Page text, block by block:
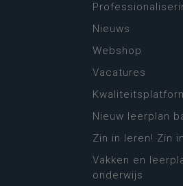
Nieuws
Webshop
Vacatures
Nieuw leerplan
Zin in leren! Zin
Vakken en
onderwijs